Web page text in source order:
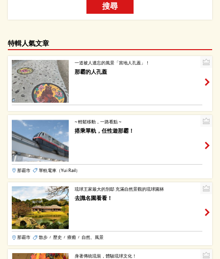
搜尋
特輯人氣文章
一道被人遺忘的風景「當地人孔蓋」！
那霸的人孔蓋
~ 輕鬆移動，一路看點 ~
搭乘單軌，任性遊那霸！
那霸市 單軌電車（Yui Rail）
琉球王家最大的別邸 充滿自然景觀的琉球園林
去識名園看看！
那霸市 散步 / 歷史 / 療癒 / 自然、風景
身著傳統琉裝，體驗琉球文化！